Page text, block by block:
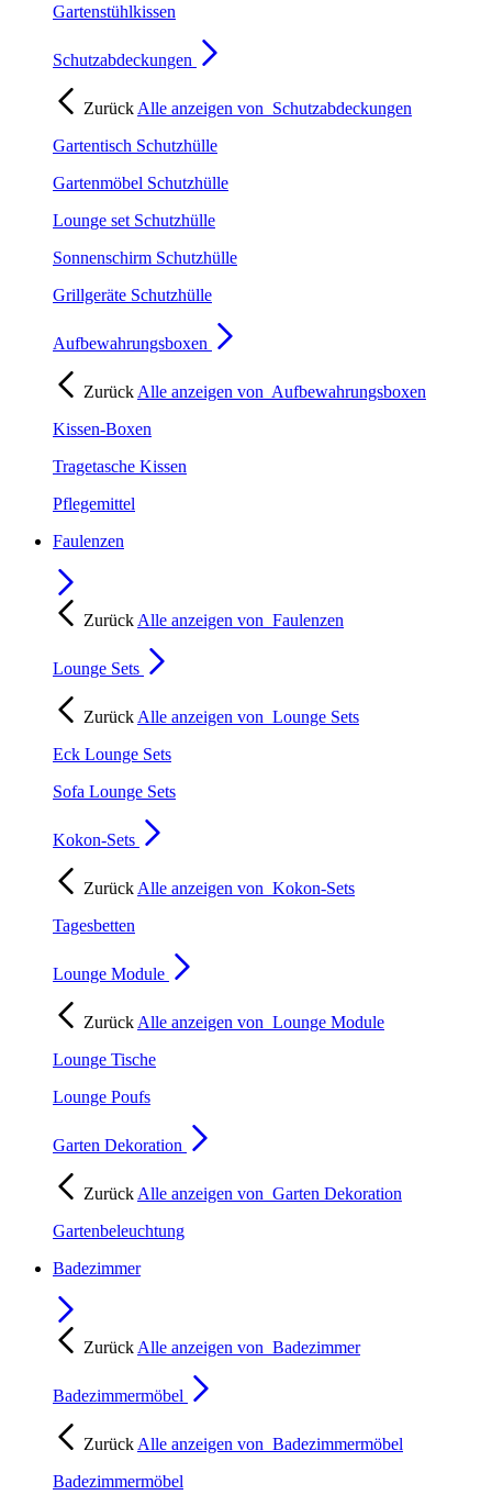
Gartenstühlkissen
Schutzabdeckungen
Zurück Alle anzeigen von Schutzabdeckungen
Gartentisch Schutzhülle
Gartenmöbel Schutzhülle
Lounge set Schutzhülle
Sonnenschirm Schutzhülle
Grillgeräte Schutzhülle
Aufbewahrungsboxen
Zurück Alle anzeigen von Aufbewahrungsboxen
Kissen-Boxen
Tragetasche Kissen
Pflegemittel
Faulenzen
Zurück Alle anzeigen von Faulenzen
Lounge Sets
Zurück Alle anzeigen von Lounge Sets
Eck Lounge Sets
Sofa Lounge Sets
Kokon-Sets
Zurück Alle anzeigen von Kokon-Sets
Tagesbetten
Lounge Module
Zurück Alle anzeigen von Lounge Module
Lounge Tische
Lounge Poufs
Garten Dekoration
Zurück Alle anzeigen von Garten Dekoration
Gartenbeleuchtung
Badezimmer
Zurück Alle anzeigen von Badezimmer
Badezimmermöbel
Zurück Alle anzeigen von Badezimmermöbel
Badezimmermöbel